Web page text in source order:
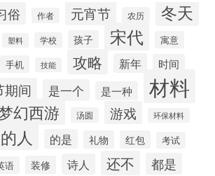
俗 作者 元宵节 农历 冬天
塑料 学校 孩子 宋代 寓意
手机 技能 攻略 新年 时间
期间 是一个 是一种 材料
幻西游 汤圆 游戏 环保材料
的人 的是 礼物 红包 考试
语 装修 诗人 还不 都是